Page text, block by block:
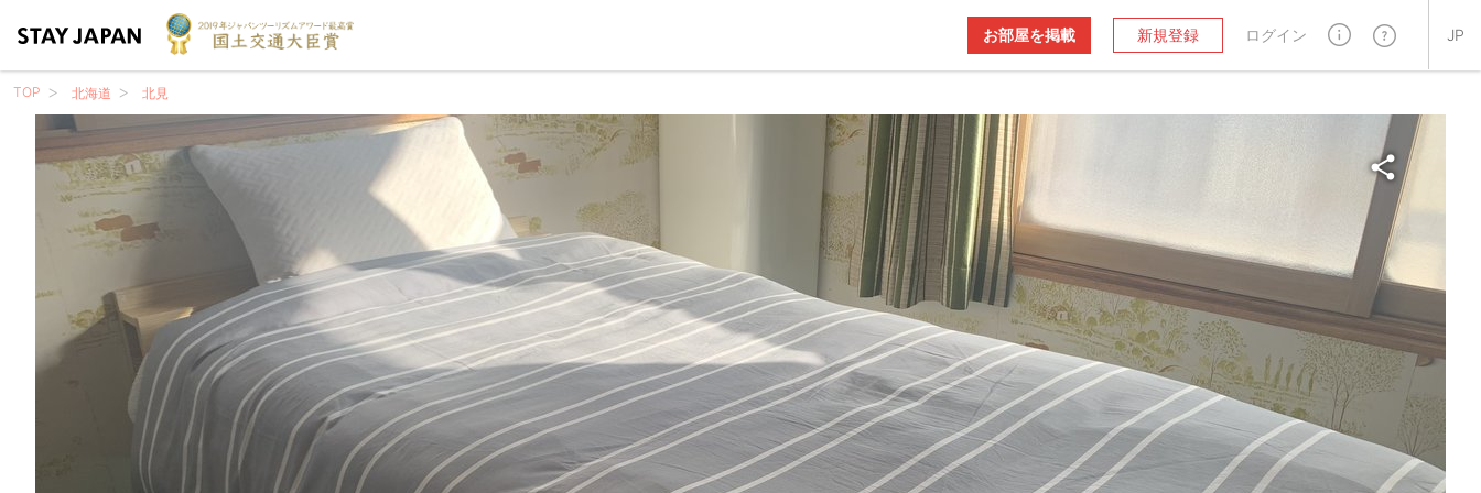
お部屋を掲載 新規登録 ログイン JP
TOP 北海道 北見